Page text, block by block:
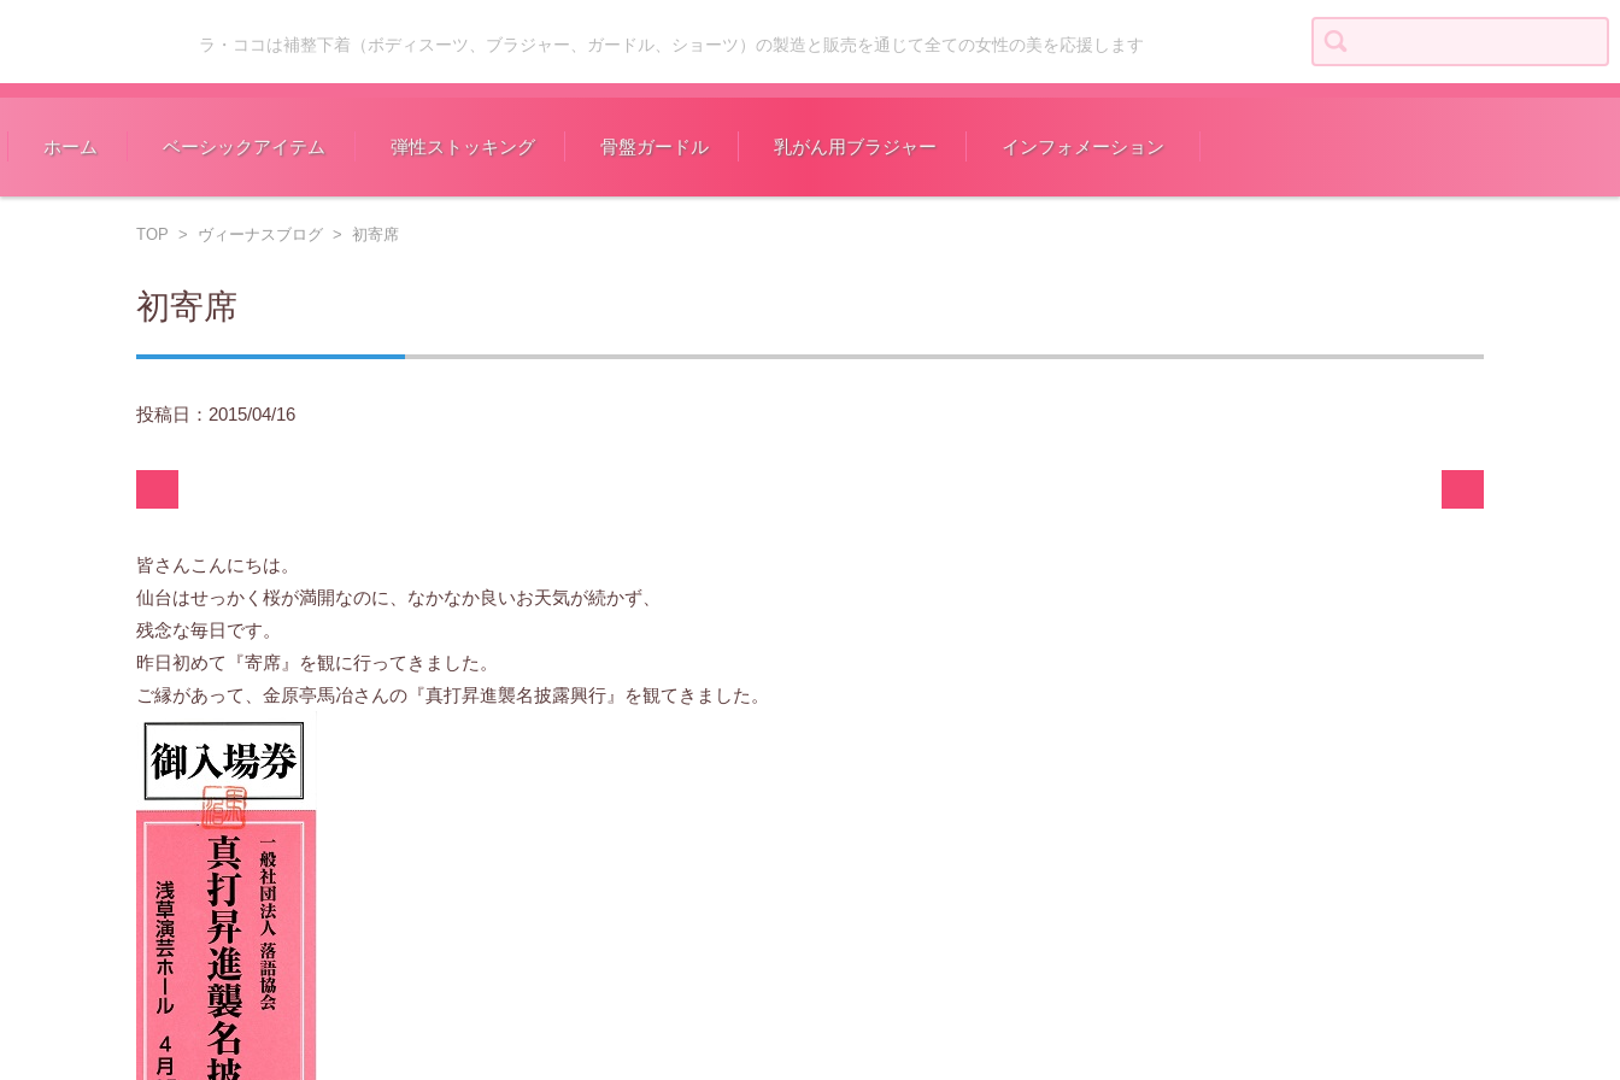
ラ・ココは補整下着（ボディスーツ、ブラジャー、ガードル、ショーツ）の製造と販売を通じて全ての女性の美を応援します
検索:
コンテンツに移動
ホーム ベーシックアイテム 弾性ストッキング 骨盤ガードル 乳がん用ブラジャー インフォメーション
TOP > ヴィーナスブログ> 初寄席
初寄席
投稿日：2015/04/16
皆さんこんにちは。
仙台はせっかく桜が満開なのに、なかなか良いお天気が続かず、
残念な毎日です。
昨日初めて『寄席』を観に行ってきました。
ご縁があって、金原亭馬冶さんの『真打昇進襲名披露興行』を観てきました。